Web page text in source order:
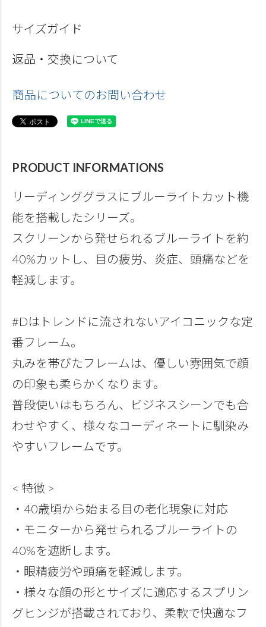
サイズガイド
返品・交換について
商品についてのお問い合わせ
PRODUCT INFORMATIONS
リーディンググラスにブルーライトカット機
能を搭載したシリーズ。
スクリーンから発せられるブルーライトを約
40%カットし、目の疲労、炎症、頭痛などを
軽減します。
#Dはトレンドに流されないアイコニックな定
番フレーム。
丸みを帯びたフレームは、優しい雰囲気で顔
の印象も柔らかくなります。
普段使いはもちろん、ビジネスシーンでも合
わせやすく、様々なコーディネートに馴染み
やすいフレームです。
< 特徴 >
・40歳頃から始まる目の老化現象に対応
・モニターから発せられるブルーライトの
40%を遮断します。
・眼精疲労や頭痛を軽減します。
・様々な顔の形とサイズに適応するスプリン
グヒンジが搭載されており、柔軟で快適なフ